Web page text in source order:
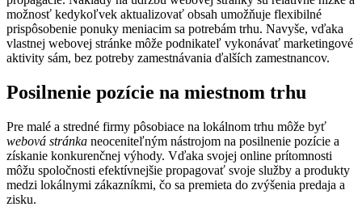
možnosť kedykoľvek aktualizovať obsah umožňuje flexibilné
prispôsobenie ponuky meniacim sa potrebám trhu. Navyše, vďaka
vlastnej webovej stránke môže podnikateľ vykonávať marketingové
aktivity sám, bez potreby zamestnávania ďalších zamestnancov.
Posilnenie pozície na miestnom trhu
Pre malé a stredné firmy pôsobiace na lokálnom trhu môže byť
webová stránka neoceniteľným nástrojom na posilnenie pozície a
získanie konkurenčnej výhody. Vďaka svojej online prítomnosti
môžu spoločnosti efektívnejšie propagovať svoje služby a produkty
medzi lokálnymi zákazníkmi, čo sa premieta do zvýšenia predaja a
zisku.